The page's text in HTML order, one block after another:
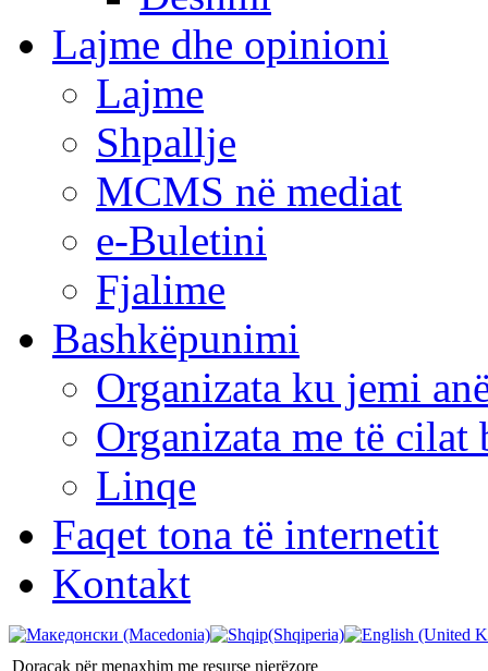
Lajme dhe opinioni
Lajme
Shpallje
MCMS në mediat
e-Buletini
Fjalime
Bashkëpunimi
Organizata ku jemi
Organizata me të cilat
Linqe
Faqet tona të internetit
Kontakt
Doracak për menaxhim me resurse njerëzore